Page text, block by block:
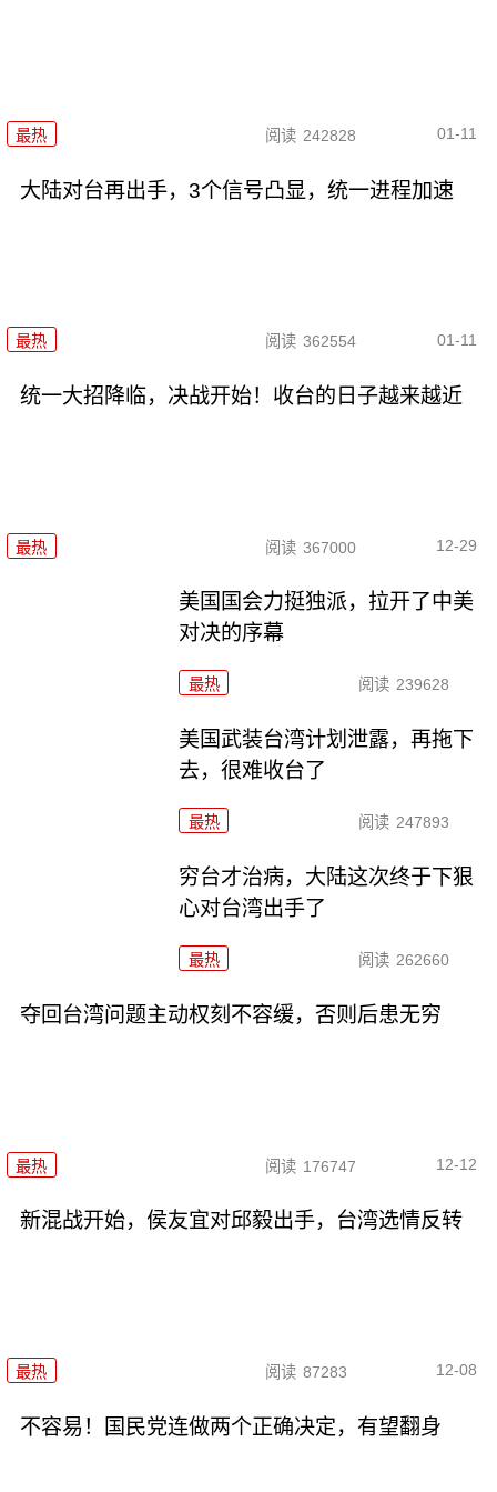
最热 阅读 242828 01-11
大陆对台再出手，3个信号凸显，统一进程加速
最热 阅读 362554 01-11
统一大招降临，决战开始！收台的日子越来越近
最热 阅读 367000 12-29
美国国会力挺独派，拉开了中美
对决的序幕
最热 阅读 239628
美国武装台湾计划泄露，再拖下
去，很难收台了
最热 阅读 247893
穷台才治病，大陆这次终于下狠
心对台湾出手了
最热 阅读 262660
夺回台湾问题主动权刻不容缓，否则后患无穷
最热 阅读 176747 12-12
新混战开始，侯友宜对邱毅出手，台湾选情反转
最热 阅读 87283 12-08
不容易！国民党连做两个正确决定，有望翻身